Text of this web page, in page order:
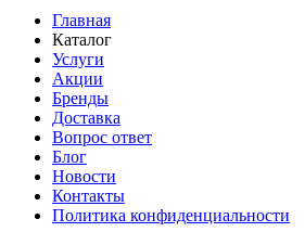
Главная
Каталог
Услуги
Акции
Бренды
Доставка
Вопрос ответ
Блог
Новости
Контакты
Политика конфиденциальности